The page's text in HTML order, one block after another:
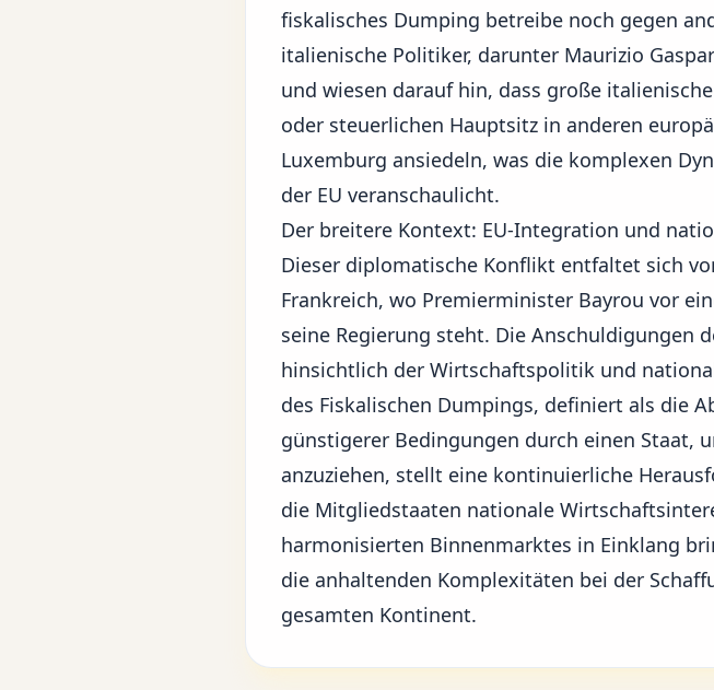
fiskalisches Dumping betreibe noch gegen
italienische Politiker, darunter Maurizio
und wiesen darauf hin, dass große
oder steuerlichen Hauptsitz in anderen
Luxemburg ansiedeln, was die komplexen
der EU veranschaulicht.
Der breitere Kontext: EU-Integration und
Dieser diplomatische Konflikt entfaltet sich
Frankreich, wo Premierminister Bayrou vor
seine Regierung steht. Die Anschuldigungen
hinsichtlich der Wirtschaftspolitik und
des Fiskalischen Dumpings, definiert als die
günstigerer Bedingungen durch einen Staat,
anzuziehen, stellt eine kontinuierliche
die Mitgliedstaaten nationale
harmonisierten Binnenmarktes in Einklang
die anhaltenden Komplexitäten bei der
gesamten Kontinent.